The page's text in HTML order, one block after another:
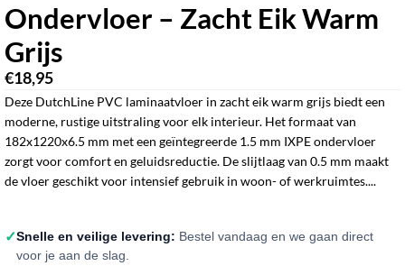
Ondervloer – Zacht Eik Warm
Grijs
€18,95
Deze DutchLine PVC laminaatvloer in zacht eik warm grijs biedt een
moderne, rustige uitstraling voor elk interieur. Het formaat van
182x1220x6.5 mm met een geïntegreerde 1.5 mm IXPE ondervloer
zorgt voor comfort en geluidsreductie. De slijtlaag van 0.5 mm maakt
de vloer geschikt voor intensief gebruik in woon- of werkruimtes....
✓Snelle en veilige levering: Bestel vandaag en we gaan direct
voor je aan de slag.